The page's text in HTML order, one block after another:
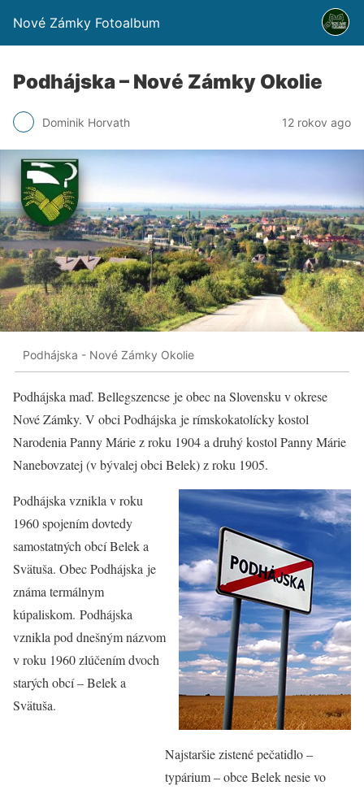
Nové Zámky Fotoalbum
Podhájska – Nové Zámky Okolie
Dominik Horvath 12 rokov ago
Podhájska - Nové Zámky Okolie
Podhájska maď. Bellegszencse je obec na Slovensku v okrese
Nové Zámky. V obci Podhájska je rímskokatolícky kostol
Narodenia Panny Márie z roku 1904 a druhý kostol Panny Márie
Nanebovzatej (v bývalej obci Belek) z roku 1905.
Podhájska vznikla v roku
1960 spojením dovtedy
samostatných obcí Belek a
Svätuša. Obec Podhájska je
známa termálnym
kúpaliskom. Podhájska
vznikla pod dnešným názvom
v roku 1960 zlúčením dvoch
starých obcí – Belek a
Svätuša.
Najstaršie zistené pečatidlo –
typárium – obce Belek nesie vo